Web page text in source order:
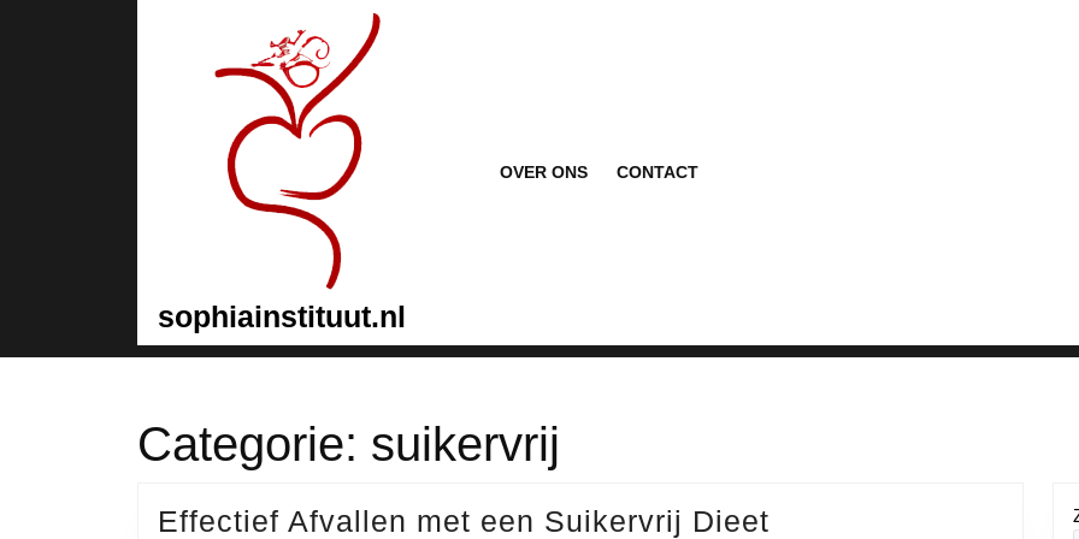
sophiainstituut.nl
OVER ONS CONTACT
Categorie: suikervrij
Effectief Afvallen met een Suikervrij Dieet